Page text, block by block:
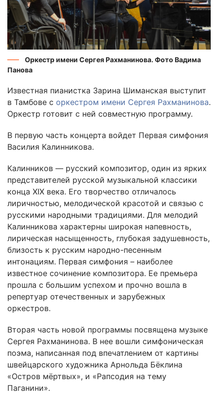
Оркестр имени Сергея Рахманинова. Фото Вадима
Панова
Известная пианистка Зарина Шиманская выступит
в Тамбове с оркестром имени Сергея Рахманинова.
Оркестр готовит с ней совместную программу.
В первую часть концерта войдет Первая симфония
Василия Калинникова.
Калинников — русский композитор, один из ярких
представителей русской музыкальной классики
конца XIX века. Его творчество отличалось
лиричностью, мелодической красотой и связью с
русскими народными традициями. Для мелодий
Калинникова характерны широкая напевность,
лирическая насыщенность, глубокая задушевность,
близость к русским народно-песенным
интонациям. Первая симфония – наиболее
известное сочинение композитора. Ее премьера
прошла с большим успехом и прочно вошла в
репертуар отечественных и зарубежных
оркестров.
Вторая часть новой программы посвящена музыке
Сергея Рахманинова. В нее вошли симфоническая
поэма, написанная под впечатлением от картины
швейцарского художника Арнольда Бёклина
«Остров мёртвых», и «Рапсодия на тему
Паганини».